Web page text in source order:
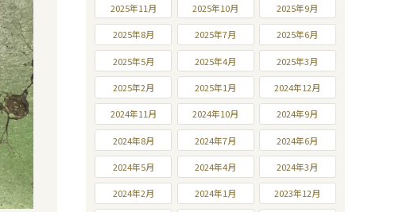
2025年11月 2025年10月 2025年9月
2025年8月 2025年7月 2025年6月
2025年5月 2025年4月 2025年3月
2025年2月 2025年1月 2024年12月
2024年11月 2024年10月 2024年9月
2024年8月 2024年7月 2024年6月
2024年5月 2024年4月 2024年3月
2024年2月 2024年1月 2023年12月